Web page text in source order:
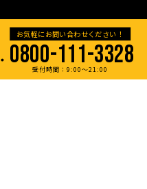
張買取も承ります。
0800-111-3328
受付時間：9:00～21:00